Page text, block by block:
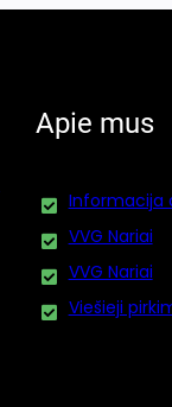
Apie mus
Informacija
VVG Nariai
VVG Nariai
Viešieji